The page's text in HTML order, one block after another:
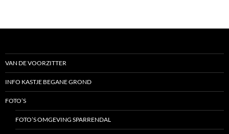
VAN DE VOORZITTER
INFO KASTJE BEGANE GROND
FOTO’S
FOTO’S OMGEVING SPARRENDAL